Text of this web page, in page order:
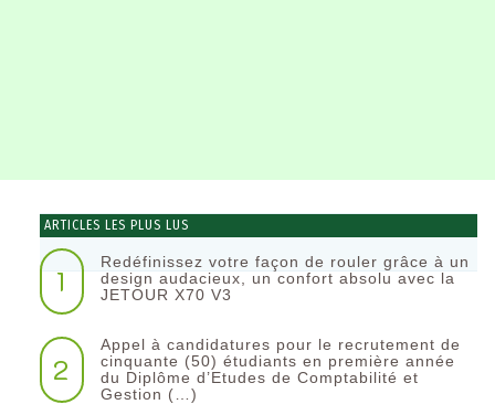
ARTICLES LES PLUS LUS
1
Redéfinissez votre façon de rouler grâce à un
design audacieux, un confort absolu avec la
JETOUR X70 V3
2
Appel à candidatures pour le recrutement de
cinquante (50) étudiants en première année
du Diplôme d’Etudes de Comptabilité et
Gestion (…)